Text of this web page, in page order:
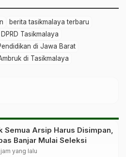
berita tasikmalaya terbaru
DPRD Tasikmalaya
di Jawa Barat
di Tasikmalaya
Semua Arsip Harus Disimpan,
Banjar Mulai Seleksi
jam yang lalu